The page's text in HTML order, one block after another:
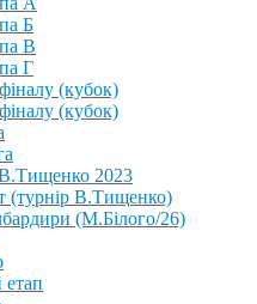
Б
В
Г
(кубок)
(кубок)
В.Тищенко 2023
(турнір В.Тищенко)
(М.Білого/26)